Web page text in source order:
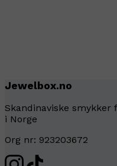
Jewelbox.no
Skandinaviske
i Norge
Org nr: 923203672